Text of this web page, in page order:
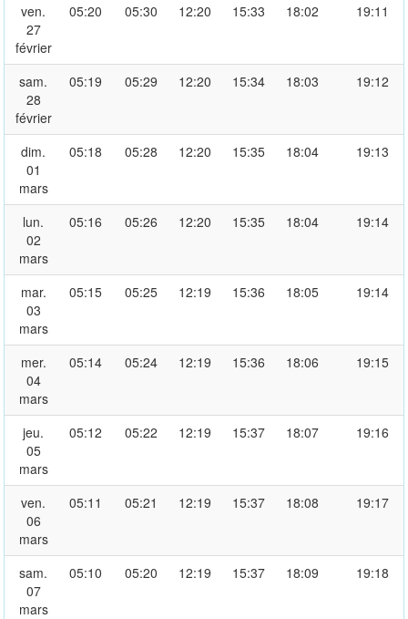
ven.
27
février
05:20 05:30 12:20 15:33 18:02 19:11
sam.
28
février
05:19 05:29 12:20 15:34 18:03 19:12
dim.
01
mars
05:18 05:28 12:20 15:35 18:04 19:13
lun.
02
mars
05:16 05:26 12:20 15:35 18:04 19:14
mar.
03
mars
05:15 05:25 12:19 15:36 18:05 19:14
mer.
04
mars
05:14 05:24 12:19 15:36 18:06 19:15
jeu.
05
mars
05:12 05:22 12:19 15:37 18:07 19:16
ven.
06
mars
05:11 05:21 12:19 15:37 18:08 19:17
sam.
07
mars
05:10 05:20 12:19 15:37 18:09 19:18